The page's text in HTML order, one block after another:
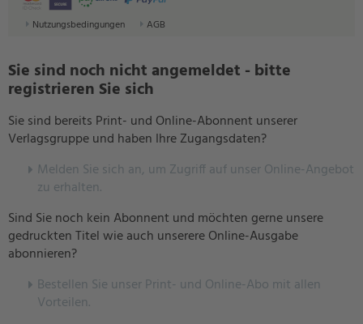
Nutzungsbedingungen AGB
Sie sind noch nicht angemeldet - bitte
registrieren Sie sich
Sie sind bereits Print- und Online-Abonnent unserer
Verlagsgruppe und haben Ihre Zugangsdaten?
Melden Sie sich an, um Zugriff auf unser Online-Angebot
zu erhalten.
Sind Sie noch kein Abonnent und möchten gerne unsere
gedruckten Titel wie auch unserere Online-Ausgabe
abonnieren?
Bestellen Sie unser Print- und Online-Abo mit allen
Vorteilen.